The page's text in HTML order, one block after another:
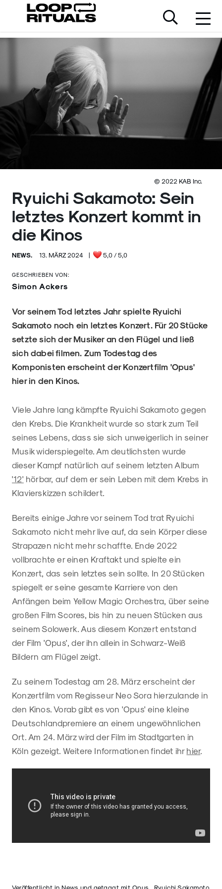
© 2022 KAB Inc.
Ryuichi Sakamoto: Sein
letztes Konzert kommt in
die Kinos
NEWS. 13. MÄRZ 2024 | 5,0 / 5,0
GESCHRIEBEN VON:
Simon Ackers
Vor seinem Tod letztes Jahr spielte Ryuichi
Sakamoto noch ein letztes Konzert. Für 20 Stücke
setzte sich der Musiker an den Flügel und ließ
sich dabei filmen. Zum Todestag des
Komponisten erscheint der Konzertfilm 'Opus'
hier in den Kinos.
Viele Jahre lang kämpfte Ryuichi Sakamoto gegen
den Krebs. Die Krankheit wurde so stark zum Teil
seines Lebens, dass sie sich unweigerlich in seiner
Musik widerspiegelte. Am deutlichsten wurde
dieser Kampf natürlich auf seinem letzten Album
'12' hörbar, auf dem er sein Leben mit dem Krebs in
Klavierskizzen schildert.
Bereits einige Jahre vor seinem Tod trat Ryuichi
Sakamoto nicht mehr live auf, da sein Körper diese
Strapazen nicht mehr schaffte. Ende 2022
vollbrachte er einen Kraftakt und spielte ein
Konzert, das sein letztes sein sollte. In 20 Stücken
spiegelt er seine gesamte Karriere von den
Anfängen beim Yellow Magic Orchestra, über seine
großen Film Scores, bis hin zu neuen Stücken aus
seinem Solowerk. Aus diesem Konzert entstand
der Film 'Opus', der ihn allein in Schwarz-Weiß
Bildern am Flügel zeigt.
Zu seinem Todestag am 28. März erscheint der
Konzertfilm vom Regisseur Neo Sora hierzulande in
den Kinos. Vorab gibt es von 'Opus' eine kleine
Deutschlandpremiere an einem ungewöhnlichen
Ort. Am 24. März wird der Film im Stadtgarten in
Köln gezeigt. Weitere Informationen findet ihr hier.
Veröffentlicht in News und getaggt mit Opus Ryuichi Sakamoto